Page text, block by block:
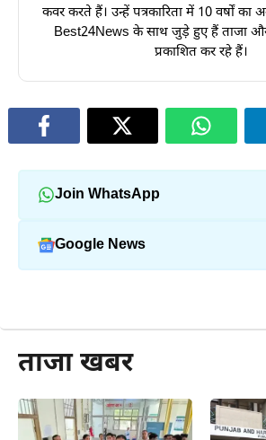
कवर करते हैं। उन्हें पत्रकारिता में 10 वर्षों का
Best24News के साथ जुड़े हुए हैं ताजा
प्रकाशित कर रहे हैं।
Join WhatsApp
Google News
ताजा खबर